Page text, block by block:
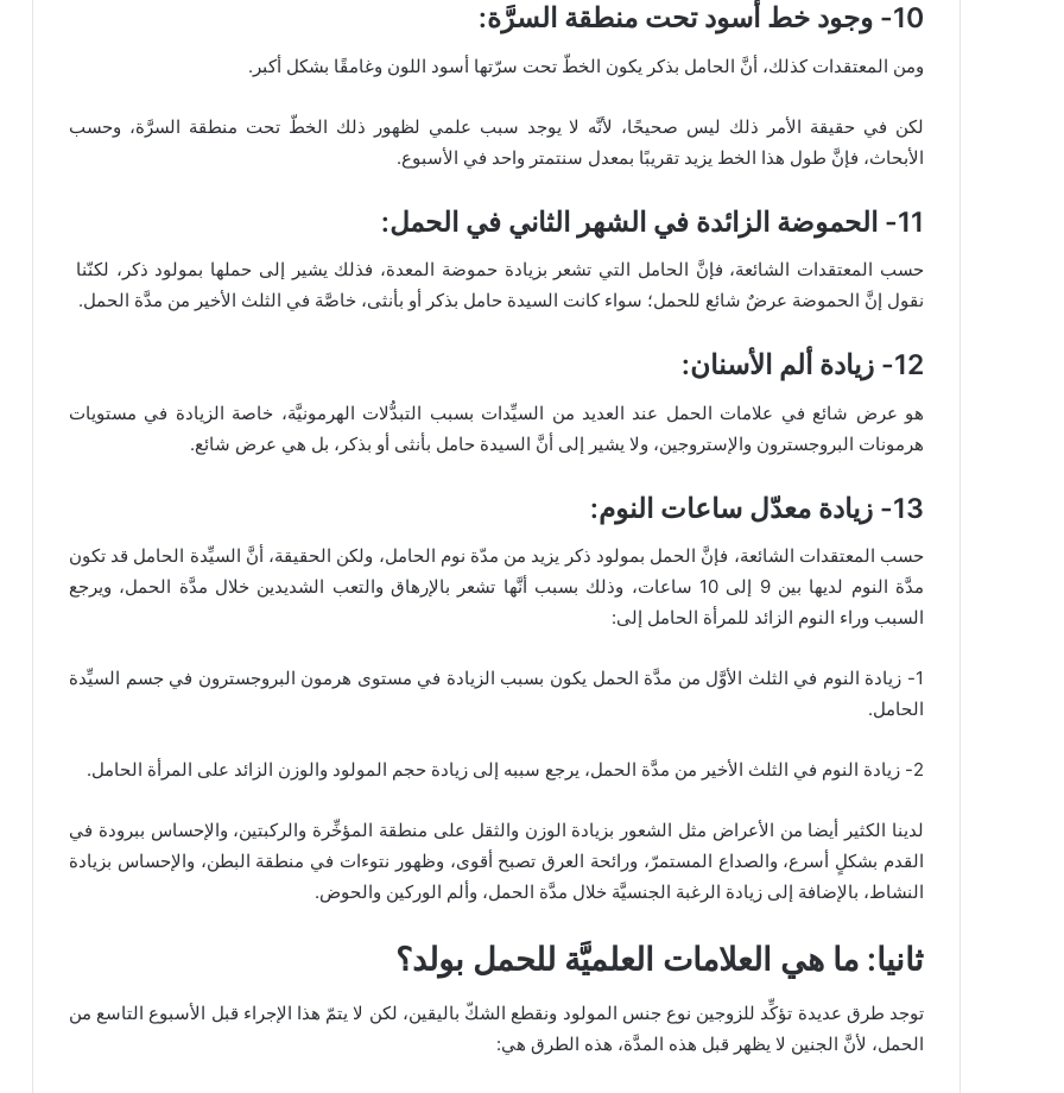
10- وجود خط أسود تحت منطقة السرَّة:
ومن المعتقدات كذلك، أنَّ الحامل بذكر يكون الخطّ تحت سرّتها أسود اللون وغامقًا بشكل أكبر.
لكن في حقيقة الأمر ذلك ليس صحيحًا، لأنَّه لا يوجد سبب علمي لظهور ذلك الخطّ تحت منطقة السرَّة، وحسب
الأبحاث، فإنَّ طول هذا الخط يزيد تقريبًا بمعدل سنتمتر واحد في الأسبوع.
11- الحموضة الزائدة في الشهر الثاني في الحمل:
حسب المعتقدات الشائعة، فإنَّ الحامل التي تشعر بزيادة حموضة المعدة، فذلك يشير إلى حملها بمولود ذكر، لكنّنا
نقول إنَّ الحموضة عرضٌ شائع للحمل؛ سواء كانت السيدة حامل بذكر أو بأنثى، خاصَّة في الثلث الأخير من مدَّة الحمل.
12- زيادة ألم الأسنان:
هو عرض شائع في علامات الحمل عند العديد من السيِّدات بسبب التبدُّلات الهرمونيَّة، خاصة الزيادة في مستويات
هرمونات البروجسترون والإستروجين، ولا يشير إلى أنَّ السيدة حامل بأنثى أو بذكر، بل هي عرض شائع.
13- زيادة معدّل ساعات النوم:
حسب المعتقدات الشائعة، فإنَّ الحمل بمولود ذكر يزيد من مدّة نوم الحامل، ولكن الحقيقة، أنَّ السيِّدة الحامل قد تكون
مدَّة النوم لديها بين 9 إلى 10 ساعات، وذلك بسبب أنَّها تشعر بالإرهاق والتعب الشديدين خلال مدَّة الحمل، ويرجع
السبب وراء النوم الزائد للمرأة الحامل إلى:
1- زيادة النوم في الثلث الأوَّل من مدَّة الحمل يكون بسبب الزيادة في مستوى هرمون البروجسترون في جسم السيِّدة
الحامل.
2- زيادة النوم في الثلث الأخير من مدَّة الحمل، يرجع سببه إلى زيادة حجم المولود والوزن الزائد على المرأة الحامل.
لدينا الكثير أيضا من الأعراض مثل الشعور بزيادة الوزن والثقل على منطقة المؤخِّرة والركبتين، والإحساس ببرودة في
القدم بشكلٍ أسرع، والصداع المستمرّ، ورائحة العرق تصبح أقوى، وظهور نتوءات في منطقة البطن، والإحساس بزيادة
النشاط، بالإضافة إلى زيادة الرغبة الجنسيَّة خلال مدَّة الحمل، وألم الوركين والحوض.
ثانيا: ما هي العلامات العلميَّة للحمل بولد؟
توجد طرق عديدة تؤكِّد للزوجين نوع جنس المولود ونقطع الشكّ باليقين، لكن لا يتمّ هذا الإجراء قبل الأسبوع التاسع من
الحمل، لأنَّ الجنين لا يظهر قبل هذه المدَّة، هذه الطرق هي: